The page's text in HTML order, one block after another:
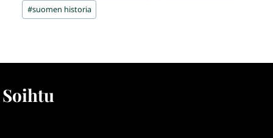
#suomen historia
Soihtu